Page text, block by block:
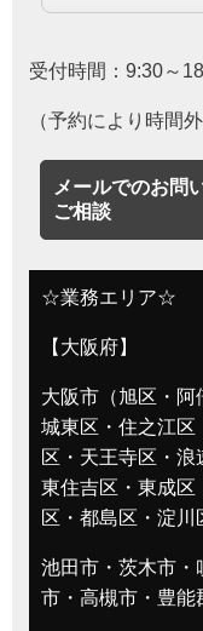
受付時間：9:30～
（予約により時間
メールでのお問
ご相談
☆業務エリア☆
【大阪府】
大阪市（旭区・阿
城東区・住之江区
区・天王寺区・浪
東住吉区・東成区
区・都島区・淀川
池田市・茨木市・
市・高槻市・豊